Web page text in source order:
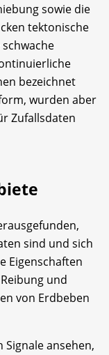
sowie die
tektonische
bezeichnet
wurden aber
Zufallsdaten
sind und sich
Eigenschaften
und
von Erdbeben
ansehen,